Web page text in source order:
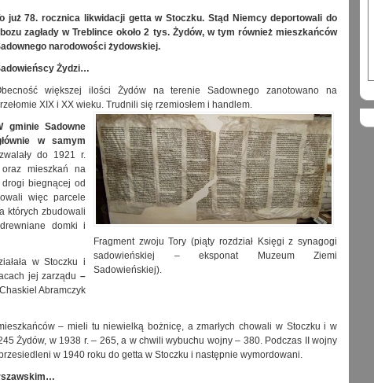
już 78. rocznica likwidacji getta w Stoczku. Stąd Niemcy deportowali do
zagłady w Treblince około 2 tys. Żydów, w tym również mieszkańców
narodowości żydowskiej.
Żydzi…
większej ilości Żydów na terenie Sadownego zanotowano na
XIX i XX wieku. Trudnili się rzemiosłem i handlem.
Fragment zwoju Tory (piąty rozdział Księgi z synagogi
sadowieńskiej – eksponat Muzeum Ziemi
Sadowieńskiej).
gminie Sadowne
w samym
do 1921 r.
oraz mieszkań na
biegnącej od
więc parcele
których zbudowali
domki i
w Stoczku i
jej zarządu –
Abramczyk
– mieli tu niewielką bożnicę, a zmarłych chowali w Stoczku i w
Żydów, w 1938 r. – 265, a w chwili wybuchu wojny – 380. Podczas II wojny
w 1940 roku do getta w Stoczku i następnie wymordowani.